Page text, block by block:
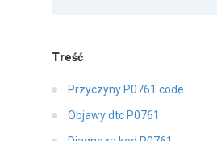
Treść
Przyczyny P0761 code
Objawy dtc P0761